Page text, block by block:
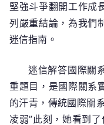
堅強斗爭翻開工作成
列嚴重結論，為我們
迷信指南。
迷信解答國際關
重題目，是國際關系
的汗青，傳統國際關
凌弱”此刻，她看到